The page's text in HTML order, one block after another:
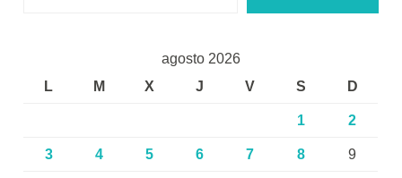
agosto 2026
L
M X J V S D
1 2
3 4 5 6 7 8 9